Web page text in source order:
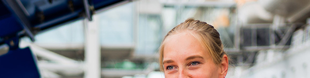
Center der HPA
aller Verkehrsmeldungen im Hafen am